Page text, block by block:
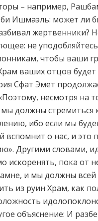
– например,
Ишмаэль: может ли
жертвенники?
не уподобляйтесь
чтобы ваши
ваших отцов
Сфат Эмет
несмотря на
должны стремиться
ибо если мы
вспомнит о нас, и это
Другими словами,
искоренять, пока от
и мы должны
из руин Храм, как
объяснение: И